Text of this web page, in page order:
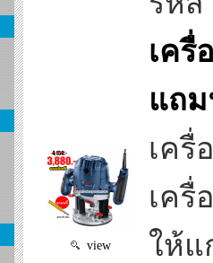
view
เครื่
แถม
เครื่
เครื่
ให้แ